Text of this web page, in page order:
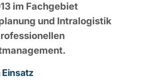
im Fachgebiet
und Intralogistik
Einsatz